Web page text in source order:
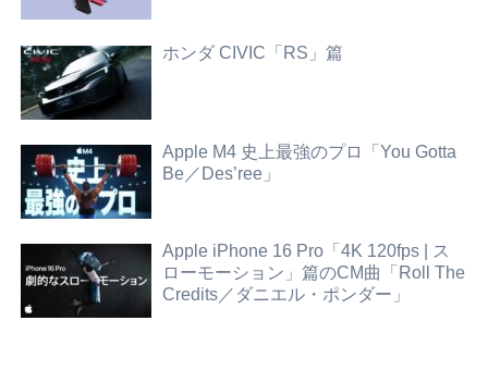
ホンダ CIVIC「RS」篇
Apple M4 史上最強のプロ「You Gotta
Be／Des’ree」
Apple iPhone 16 Pro「4K 120fps | ス
ローモーション」篇のCM曲「Roll The
Credits／ダニエル・ポンダー」